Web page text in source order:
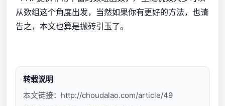
从数组这个角度出发，当然如果你有更好的方法，也请
告之，本文也算是抛砖引玉了。
转载说明
本文链接： http://choudalao.com/article/49